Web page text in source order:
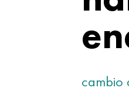
cambio